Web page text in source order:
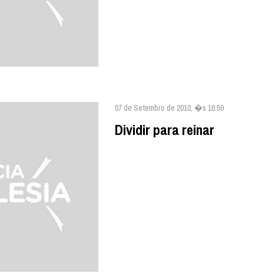
07 de Setembro de 2010, �s 16:59
Dividir para reinar